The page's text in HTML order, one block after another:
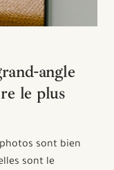
angle
le plus
sont bien
sont le